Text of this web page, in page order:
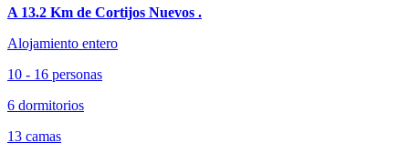
A 13.2 Km de Cortijos Nuevos .
Alojamiento entero
10 - 16 personas
6 dormitorios
13 camas